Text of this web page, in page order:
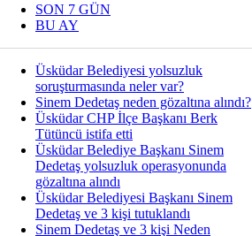
SON 7 GÜN
BU AY
Üsküdar Belediyesi yolsuzluk
soruşturmasında neler var?
Sinem Dedetaş neden gözaltına alındı?
Üsküdar CHP İlçe Başkanı Berk
Tütüncü istifa etti
Üsküdar Belediye Başkanı Sinem
Dedetaş yolsuzluk operasyonunda
gözaltına alındı
Üsküdar Belediyesi Başkanı Sinem
Dedetaş ve 3 kişi tutuklandı
Sinem Dedetaş ve 3 kişi Neden